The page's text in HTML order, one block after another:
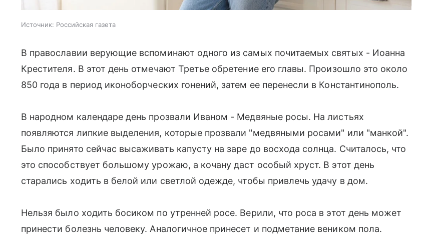
Источник: Российская газета
В православии верующие вспоминают одного из самых почитаемых святых - Иоанна
Крестителя. В этот день отмечают Третье обретение его главы. Произошло это около
850 года в период иконоборческих гонений, затем ее перенесли в Константинополь.
В народном календаре день прозвали Иваном - Медвяные росы. На листьях
появляются липкие выделения, которые прозвали "медвяными росами" или "манкой".
Было принято сейчас высаживать капусту на заре до восхода солнца. Считалось, что
это способствует большому урожаю, а кочану даст особый хруст. В этот день
старались ходить в белой или светлой одежде, чтобы привлечь удачу в дом.
Нельзя было ходить босиком по утренней росе. Верили, что роса в этот день может
принести болезнь человеку. Аналогичное принесет и подметание веником пола.